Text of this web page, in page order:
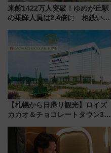
来館1422万人突破！ゆめが丘駅
の乗降人員は2.4倍に 相鉄いず
年祭にそうにゃん＆DB.スター
マンが登場
【札幌から日帰り観光】ロイズ
カカオ＆チョコレートタウン3周
詰め放題を開催、ロイズタウン
駅からのアクセスも